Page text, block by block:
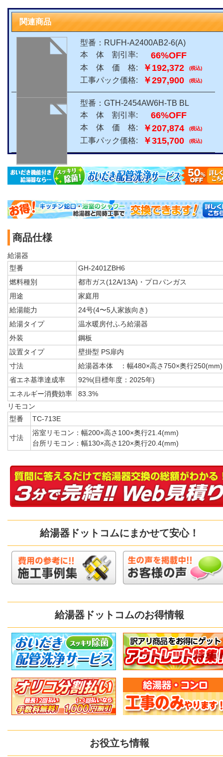
関連商品
型番：RUFH-A2400AB2-6(A)
本 体 割引率:
66%OFF
本 体 価 格: ￥192,372 (税込)
工事パック価格: ￥297,900 (税込)
型番：GTH-2454AW6H-TB BL
本 体 割引率:
66%OFF
本 体 価 格: ￥207,874 (税込)
工事パック価格: ￥315,700 (税込)
商品仕様
給湯器
型番
GH-2401ZBH6
燃料種別
都市ガス(12A/13A)・プロパンガス
用途
家庭用
給湯能力
24号(4〜5人家族向き)
給湯タイプ
温水暖房付ふろ給湯器
外装
鋼板
設置タイプ
壁掛型 PS扉内
寸法
給湯器本体 ：幅480×高さ750×奥行250(mm)
省エネ基準達成率
92%(目標年度：2025年)
エネルギー消費効率
83.3%
リモコン
型番
TC-713E
寸法
浴室リモコン：幅200×高さ100×奥行21.4(mm)
台所リモコン：幅130×高さ120×奥行20.4(mm)
給湯器ドットコムにまかせて安心！
給湯器ドットコムのお得情報
お役立ち情報